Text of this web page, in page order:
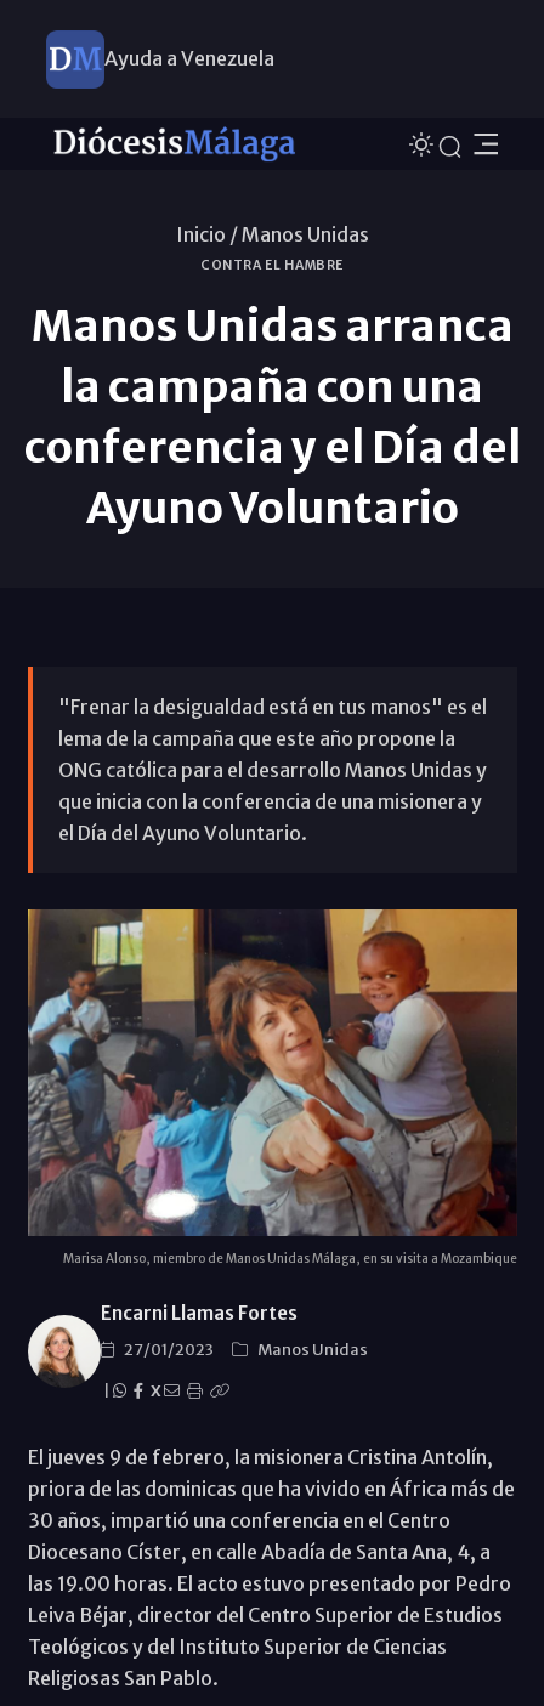
Ayuda a Venezuela
Inicio /Manos Unidas
CONTRA EL HAMBRE
Manos Unidas arranca
la campaña con una
conferencia y el Día del
Ayuno Voluntario
"Frenar la desigualdad está en tus manos" es el
lema de la campaña que este año propone la
ONG católica para el desarrollo Manos Unidas y
que inicia con la conferencia de una misionera y
el Día del Ayuno Voluntario.
Marisa Alonso, miembro de Manos Unidas Málaga, en su visita a Mozambique
Encarni Llamas Fortes
27/01/2023
Manos Unidas
X
El jueves 9 de febrero, la misionera Cristina Antolín,
priora de las dominicas que ha vivido en África más de
30 años, impartió una conferencia en el Centro
Diocesano Císter, en calle Abadía de Santa Ana, 4, a
las 19.00 horas. El acto estuvo presentado por Pedro
Leiva Béjar, director del Centro Superior de Estudios
Teológicos y del Instituto Superior de Ciencias
Religiosas San Pablo.